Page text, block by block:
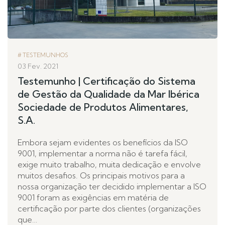
TESTEMUNHOS
03 Fev. 2021
Testemunho | Certificação do Sistema
de Gestão da Qualidade da Mar Ibérica
Sociedade de Produtos Alimentares,
S.A.
Embora sejam evidentes os benefícios da ISO
9001, implementar a norma não é tarefa fácil,
exige muito trabalho, muita dedicação e envolve
muitos desafios. Os principais motivos para a
nossa organização ter decidido implementar a ISO
9001 foram as exigências em matéria de
certificação por parte dos clientes (organizações
que…